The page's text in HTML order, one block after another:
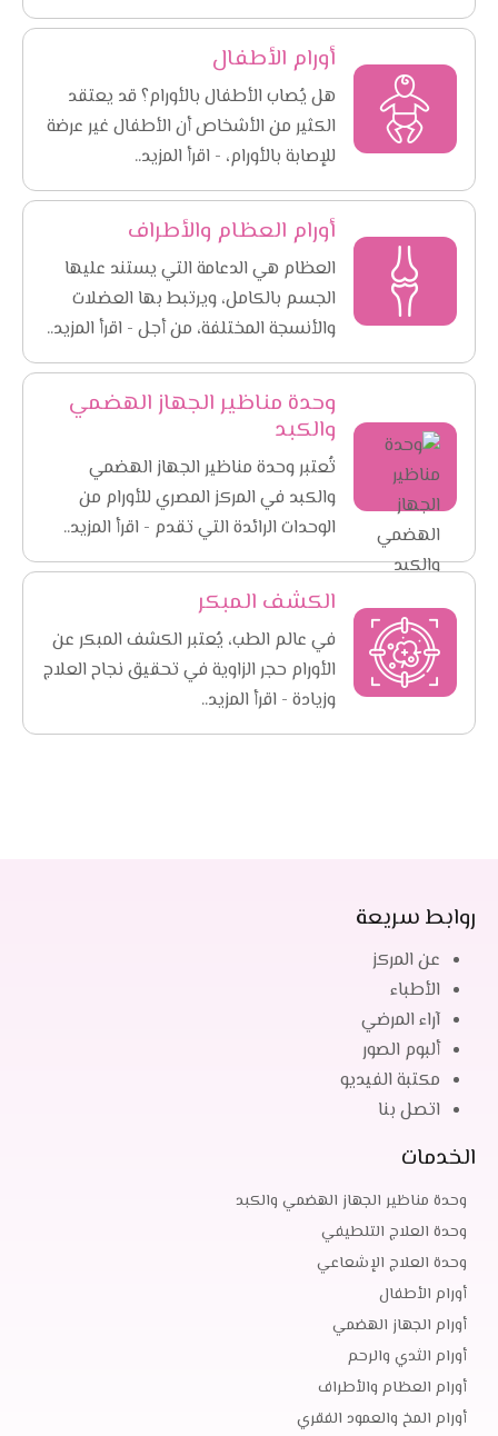
أورام الأطفال
هل يُصاب الأطفال بالأورام؟ قد يعتقد
الكثير من الأشخاص أن الأطفال غير عرضة
للإصابة بالأورام، - اقرأ المزيد..
أورام العظام والأطراف
العظام هي الدعامة التي يستند عليها
الجسم بالكامل، ويرتبط بها العضلات
والأنسجة المختلفة، من أجل - اقرأ المزيد..
وحدة مناظير الجهاز الهضمي
والكبد
تُعتبر وحدة مناظير الجهاز الهضمي
والكبد في المركز المصري للأورام من
الوحدات الرائدة التي تقدم - اقرأ المزيد..
الكشف المبكر
في عالم الطب، يُعتبر الكشف المبكر عن
الأورام حجر الزاوية في تحقيق نجاح العلاج
وزيادة - اقرأ المزيد..
روابط سريعة
عن المركز
الأطباء
آراء المرضي
ألبوم الصور
مكتبة الفيديو
اتصل بنا
الخدمات
وحدة مناظير الجهاز الهضمي والكبد
وحدة العلاج التلطيفي
وحدة العلاج الإشعاعي
أورام الأطفال
أورام الجهاز الهضمي
أورام الثدي والرحم
أورام العظام والأطراف
أورام المخ والعمود الفقري